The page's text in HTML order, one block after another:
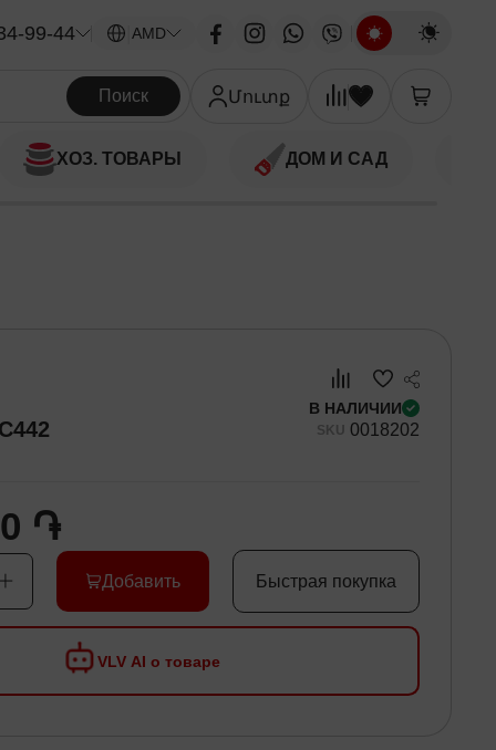
99-44 AMD
Поиск Մուտք
ХОЗ. ТОВАРЫ ДОМ И САД
VLV AI о товаре
В НАЛИЧИИ
SKU 0018202
֏
Добавить Быстрая покупка